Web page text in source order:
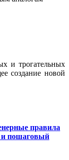
и трогательных
создание новой
правила
и пошаговый